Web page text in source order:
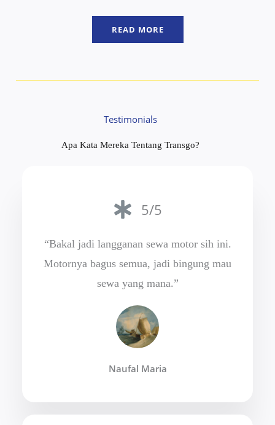
READ MORE
Testimonials
Apa Kata Mereka Tentang Transgo?
5/5
“Bakal jadi langganan sewa motor sih ini.
Motornya bagus semua, jadi bingung mau
sewa yang mana.”
Naufal Maria